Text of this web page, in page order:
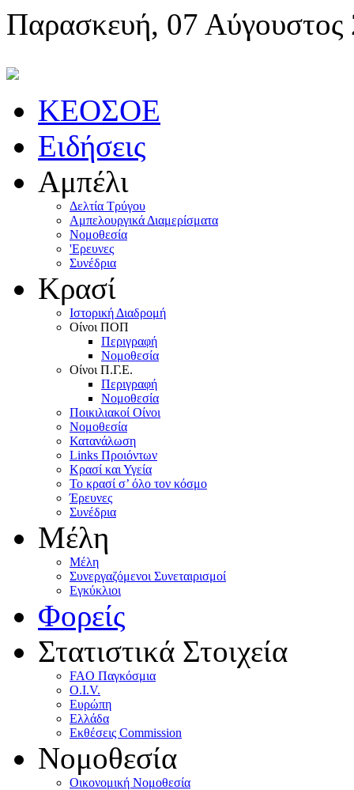
Παρασκευή, 07 Αύγουστος
KEOΣOE
Ειδήσεις
Αμπέλι
Δελτία Τρύγου
Αμπελουργικά Διαμερίσματα
Nομοθεσία
'Eρευνες
Συνέδρια
Κρασί
Iστορική Διαδρομή
Oίνοι ΠOΠ
Περιγραφή
Nομοθεσία
Oίνοι Π.Γ.E.
Περιγραφή
Νομοθεσία
Ποικιλιακοί Oίνοι
Nομοθεσία
Κατανάλωση
Links Προιόντων
Κρασί και Υγεία
To κρασί σ’ όλο τον κόσμο
Έρευνες
Συνέδρια
Μέλη
Mέλη
Συνεργαζόμενοι Συνεταιρισμοί
Εγκύκλιοι
Φορείς
Στατιστικά Στοιχεία
FAO Παγκόσμια
O.I.V.
Ευρώπη
Ελλάδα
Eκθέσεις Commission
Νομοθεσία
Οικονομική Νομοθεσία